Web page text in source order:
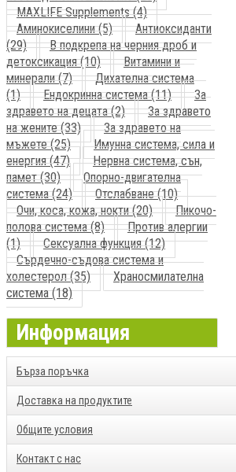
MAXLIFE Supplements (4)
Аминокиселини (5)
Антиоксиданти
(29)
В подкрепа на черния дроб и
детоксикация (10)
Витамини и
минерали (7)
Дихателна система
(1)
Ендокринна система (11)
За
здравето на децата (2)
За здравето
на жените (33)
За здравето на
мъжете (25)
Имунна система, сила и
енергия (47)
Нервна система, сън,
памет (30)
Опорно-двигателна
система (24)
Отслабване (10)
Очи, коса, кожа, нокти (20)
Пикочо-
полова система (8)
Против алергии
(1)
Сексуална функция (12)
Сърдечно-съдова система и
холестерол (35)
Храносмилателна
система (18)
Информация
Бърза поръчка
Доставка на продуктите
Общите условия
Контакт с нас